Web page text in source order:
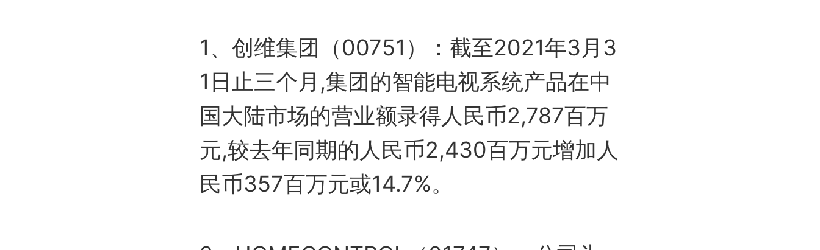
1、创维集团（00751）：截至2021年3月3
1日止三个月,集团的智能电视系统产品在中
国大陆市场的营业额录得人民币2,787百万
元,较去年同期的人民币2,430百万元增加人
民币357百万元或14.7%。